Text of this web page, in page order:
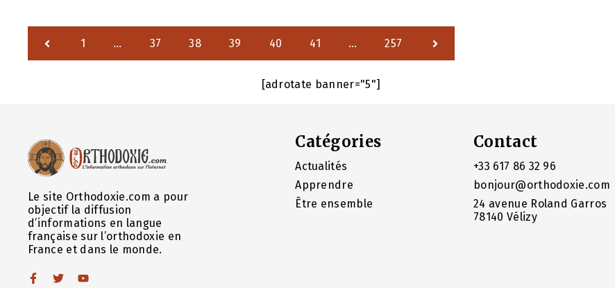
1 … 37 38 39 40 41 … 257
[adrotate banner="5"]
Le site Orthodoxie.com a pour
objectif la diffusion
d’informations en langue
française sur l’orthodoxie en
France et dans le monde.
Catégories
Actualités
Apprendre
Être ensemble
Contact
+33 617 86 32 96
bonjour@orthodoxie.com
24 avenue Roland Garros
78140 Vélizy